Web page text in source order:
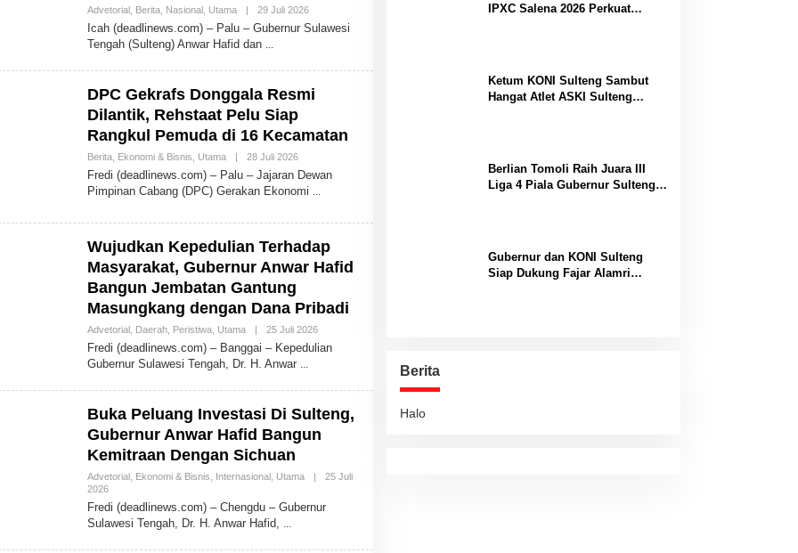
Advetorial, Berita, Nasional, Utama | 29 Juli 2026O
L
E
D
I
Icah (deadlinews.com) – Palu – Gubernur Sulawesi
Tengah (Sulteng) Anwar Hafid dan
DPC Gekrafs Donggala Resmi
Dilantik, Rehstaat Pelu Siap
Rangkul Pemuda di 16 Kecamatan
Berita, Ekonomi & Bisnis Utama | 28 Juli 2026O
L
E
H
I
Fredi (deadlinews.com) – Palu – Jajaran Dewan
Pimpinan Cabang (DPC) Gerakan Ekonomi
Wujudkan Kepedulian Terhadap
Masyarakat, Gubernur Anwar Hafid
Bangun Jembatan Gantung
Masungkang dengan Dana Pribadi
Advetorial, Daerah, Peristiwa, Utama | 25 Juli 2026O
L
E
D
I
N
Fredi (deadlinews.com) – Banggai – Kepedulian
Gubernur Sulawesi Tengah, Dr. H. Anwar
Buka Peluang Investasi Di Sulteng,
Gubernur Anwar Hafid Bangun
Kemitraan Dengan Sichuan
Advetorial, Ekonomi & Bisnis Internasional, Utama |
25 Juli
2026O
L
E
H
Fredi (deadlinews.com) – Chengdu – Gubernur
Sulawesi Tengah, Dr. H. Anwar Hafid,
IPXC Salena 2026 Perkuat
Ketum KONI Sulteng Sambut
Hangat Atlet ASKI Sulteng
Berlian Tomoli Raih Juara III
Liga 4 Piala Gubernur Sulteng
Gubernur dan KONI Sulteng
Siap Dukung Fajar Alamri
Berita
Halo